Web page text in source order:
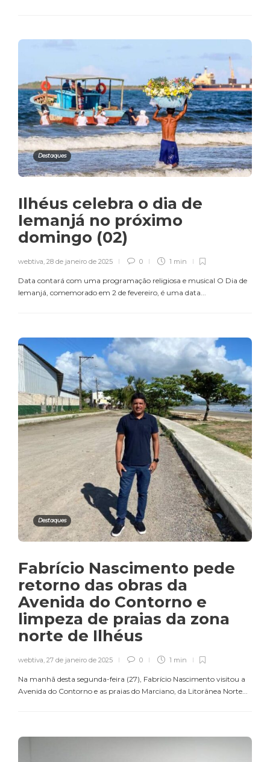
Destaques
Ilhéus celebra o dia de
Iemanjá no próximo
domingo (02)
webtiva, 28 de janeiro de 2025 0 1 min
Data contará com uma programação religiosa e musical O Dia de
Iemanjá, comemorado em 2 de fevereiro, é uma data...
Destaques
Fabrício Nascimento pede
retorno das obras da
Avenida do Contorno e
limpeza de praias da zona
norte de Ilhéus
webtiva, 27 de janeiro de 2025 0 1 min
Na manhã desta segunda-feira (27), Fabrício Nascimento visitou a
Avenida do Contorno e as praias do Marciano, da Litorânea Norte...